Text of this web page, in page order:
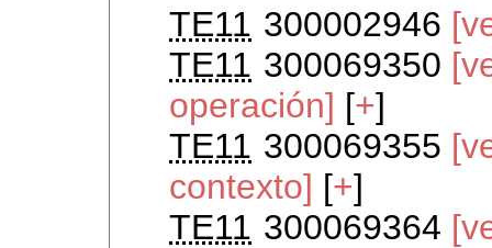
TE11 300002946
TE11 300069350
operación] [+]
TE11 300069355
contexto] [+]
TE11 300069364